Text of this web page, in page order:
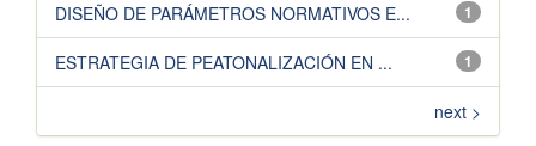
1
DISEÑO DE PARÁMETROS NORMATIVOS E...
1
ESTRATEGIA DE PEATONALIZACIÓN EN ...
next >